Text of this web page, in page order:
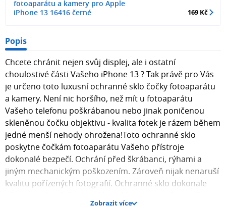
fotoaparátu a kamery pro Apple
iPhone 13 16416 černé
169 Kč
Popis
Chcete chránit nejen svůj displej, ale i ostatní
choulostivé části Vašeho iPhone 13 ? Tak právě pro Vás
je určeno toto luxusní ochranné sklo čočky fotoaparátu
a kamery. Není nic horšího, než mít u fotoaparátu
Vašeho telefonu poškrábanou nebo jinak poničenou
skleněnou čočku objektivu - kvalita fotek je rázem během
jedné menší nehody ohrožena!Toto ochranné sklo
poskytne čočkám fotoaparátu Vašeho přístroje
dokonalé bezpečí. Ochrání před škrábanci, rýhami a
jiným mechanickým poškozením. Zároveň nijak nenaruší
kvalitu pořízených fotografií. Ochranné sklo dokonale
Zobrazit více